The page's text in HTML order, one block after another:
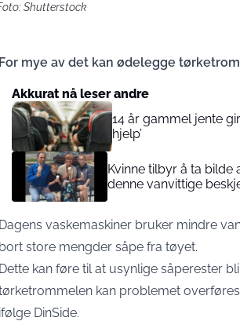
Shutterstock
For mye av det kan ødelegge
Akkurat nå leser andre
14 år gammel jente
hjelp’
Kvinne tilbyr å ta
denne vanvittige
Dagens vaskemaskiner bruker mindre
bort store mengder såpe fra tøyet.
Dette kan føre til at usynlige såperester
kan problemet
ifølge DinSide.